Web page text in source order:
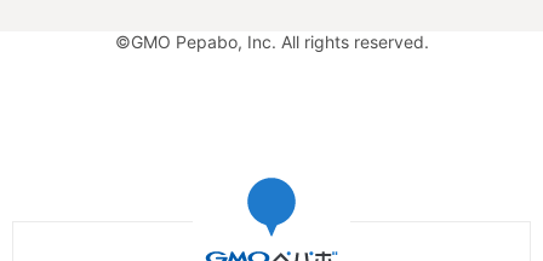
©GMO Pepabo, Inc. All rights reserved.